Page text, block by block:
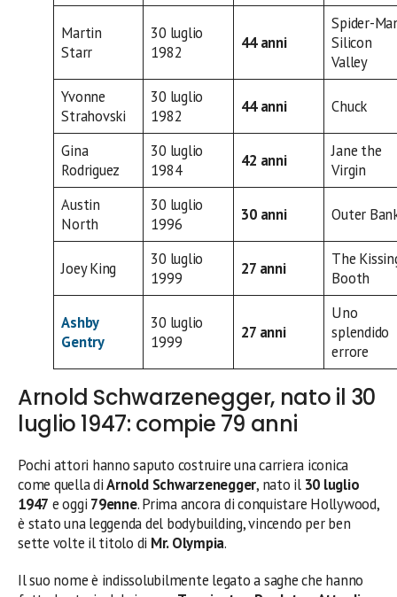
Martin
Starr
30 luglio
1982
44 anni
Spider-
Silicon
Valley
Yvonne
Strahovski
30 luglio
1982
44 anni Chuck
Gina
Rodriguez
30 luglio
1984
42 anni
Jane the
Virgin
Austin
North
30 luglio
1996
30 anni Outer
Joey King
30 luglio
1999
27 anni
The
Booth
Ashby
Gentry
30 luglio
1999
27 anni
Uno
splendido
errore
Arnold Schwarzenegger, nato il 30
luglio 1947: compie 79 anni
Pochi attori hanno saputo costruire una carriera iconica
come quella diArnold Schwarzenegger, nato il 30 luglio
1947 e oggi 79enne. Prima ancora di conquistare Hollywood,
è stato una leggenda del bodybuilding, vincendo per ben
sette volte il titolo di Mr. Olympia.
Il suo nome è indissolubilmente legato a saghe che hanno